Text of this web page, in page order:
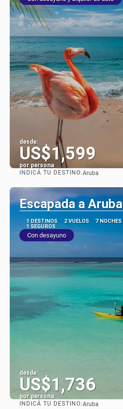
desde:
US$1,599
por persona
INDICÁ TU DESTINO:Aruba
Escapada a Aruba
1 DESTINOS 2 VUELOS 7 NOCHES
1 SEGUROS
Con desayuno
desde:
US$1,736
por persona
INDICÁ TU DESTINO:Aruba